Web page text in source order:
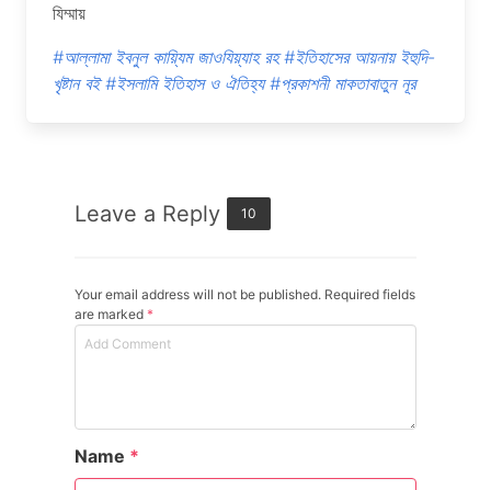
যিম্মায়
#আল্লামা ইবনুল কায়্যিম জাওযিয়্যাহ রহ #ইতিহাসের আয়নায় ইহুদি-
খৃষ্টান বই #ইসলামি ইতিহাস ও ঐতিহ্য #প্রকাশনী মাকতাবাতুন নূর
Leave a Reply 10
Your email address will not be published. Required fields
are marked *
Name *